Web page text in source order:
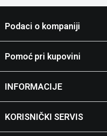
Podaci o kompaniji
Pomoć pri kupovini
INFORMACIJE
KORISNIČKI SERVIS